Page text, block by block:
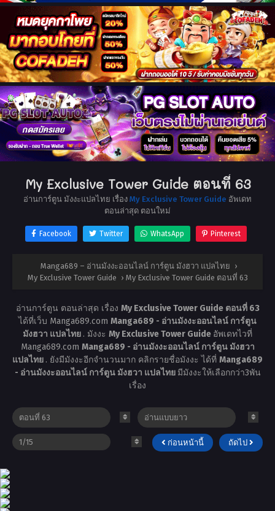
My Exclusive Tower Guide ตอนที่ 63
อ่านการ์ตูน มังงะแปลไทย เรื่อง My Exclusive Tower Guide อัพเดท
ตอนล่าสุด ตอนใหม่
Facebook Twitter WhatsApp Pinterest
Manga689 – อ่านมังงะออนไลน์ การ์ตูน มังฮวา แปลไทย ›
My Exclusive Tower Guide › My Exclusive Tower Guide ตอนที่ 63
อ่านการ์ตูน ตอนล่าสุด เรื่อง My Exclusive Tower Guide ตอนที่ 63
ได้ที่เว็บ Manga689.com Manga689 - อ่านมังงะออนไลน์ การ์ตูน
มังฮวา แปลไทย . มังงะ My Exclusive Tower Guide อัพเดทไวที่
Manga689.com Manga689 - อ่านมังงะออนไลน์ การ์ตูน มังฮวา
แปลไทย . ยังมีมังงะอีกจำนวนมาก คลิกรายชื่อมังงะ ได้ที่ Manga689
- อ่านมังงะออนไลน์ การ์ตูน มังฮวา แปลไทย มีมังงะให้เลือกกว่า3พัน
เรื่อง
ก่อนหน้านี้ ถัดไป